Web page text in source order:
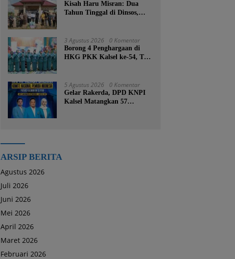
Kisah Haru Misran: Dua
Tahun Tinggal di Dinsos,
Bumbu
3 Agustus 2026 0 Komentar
Borong 4 Penghargaan di
HKG PKK Kalsel ke-54, TP
Kesejahteraan Keluarga
5 Agustus 2026 0 Komentar
Gelar Rakerda, DPD KNPI
Kalsel Matangkan 57
ARSIP BERITA
Agustus 2026
Juli 2026
Juni 2026
Mei 2026
April 2026
Maret 2026
Februari 2026